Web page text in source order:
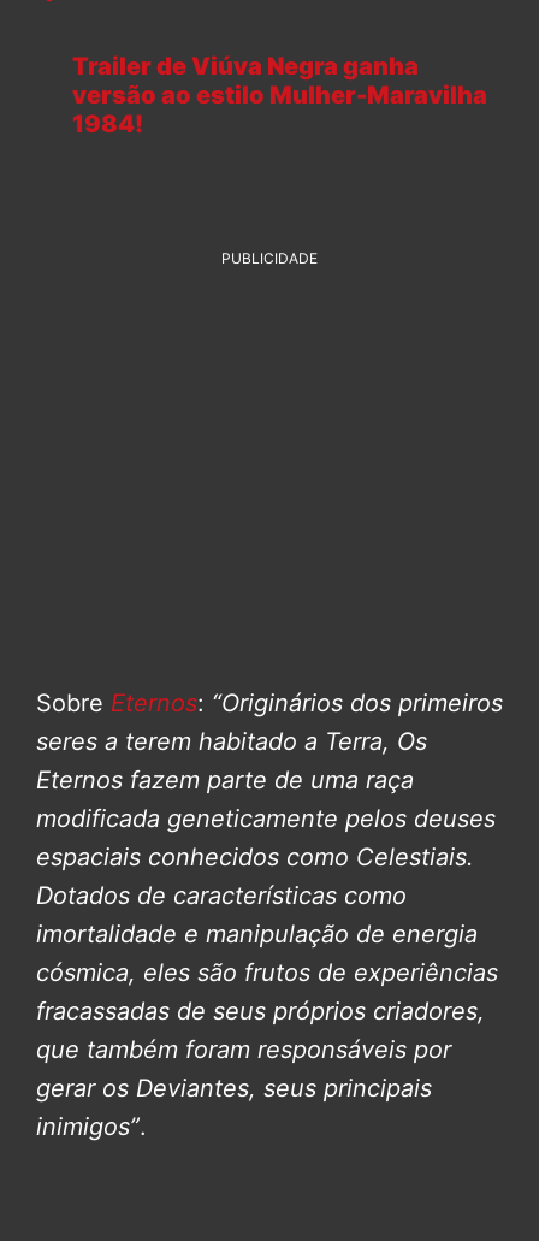
Trailer de Viúva Negra ganha
versão ao estilo Mulher-Maravilha
1984!
PUBLICIDADE
Sobre Eternos: “Originários dos primeiros
seres a terem habitado a Terra, Os
Eternos fazem parte de uma raça
modificada geneticamente pelos deuses
espaciais conhecidos como Celestiais.
Dotados de características como
imortalidade e manipulação de energia
cósmica, eles são frutos de experiências
fracassadas de seus próprios criadores,
que também foram responsáveis por
gerar os Deviantes, seus principais
inimigos”.